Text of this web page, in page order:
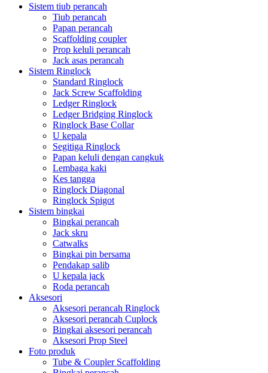
Sistem tiub perancah
Tiub perancah
Papan perancah
Scaffolding coupler
Prop keluli perancah
Jack asas perancah
Sistem Ringlock
Standard Ringlock
Jack Screw Scaffolding
Ledger Ringlock
Ledger Bridging Ringlock
Ringlock Base Collar
U kepala
Segitiga Ringlock
Papan keluli dengan cangkuk
Lembaga kaki
Kes tangga
Ringlock Diagonal
Ringlock Spigot
Sistem bingkai
Bingkai perancah
Jack skru
Catwalks
Bingkai pin bersama
Pendakap salib
U kepala jack
Roda perancah
Aksesori
Aksesori perancah Ringlock
Aksesori perancah Cuplock
Bingkai aksesori perancah
Aksesori Prop Steel
Foto produk
Tube & Coupler Scaffolding